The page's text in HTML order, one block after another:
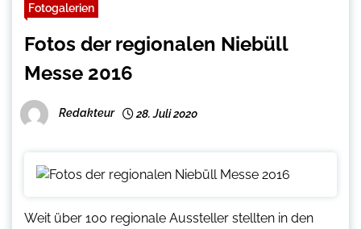
Fotogalerien
Fotos der regionalen Niebüll
Messe 2016
Redakteur 28. Juli 2020
Weit über 100 regionale Aussteller stellten in den